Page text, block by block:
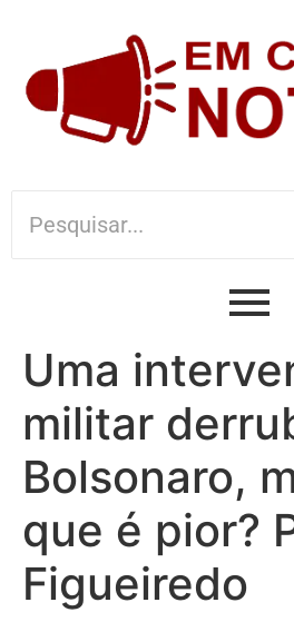
Uma
militar
Bolsonaro,
que é pior?
Figueiredo